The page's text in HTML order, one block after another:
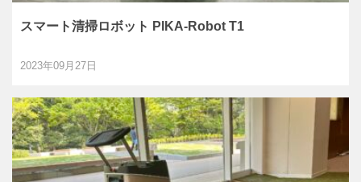
スマート清掃ロボット PIKA-Robot T1
2023年09月27日